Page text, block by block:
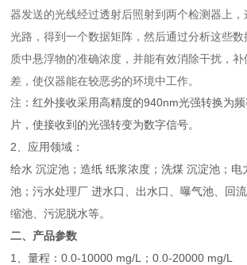
器发送的光线经过透射后照射到两个检测器上
光路，得到一个数据矩阵，然后通过分析这些
质中悬浮物的准确浓度，并能有效消除干扰，
差，使仪器能在较恶劣的环境中工作。
注：红外接收采用高精度的940nm光强转换为
片，使接收到的光强转变为数字信号。
2、应用领域：
给水 沉淀池；造纸 纸浆浓度；洗煤 沉淀池；电
池；污水处理厂 进水口、出水口、曝气池、回
缩池、污泥脱水等。
二、产品参数
1、量程：0.0-10000 mg/L；0.0-20000 mg/L